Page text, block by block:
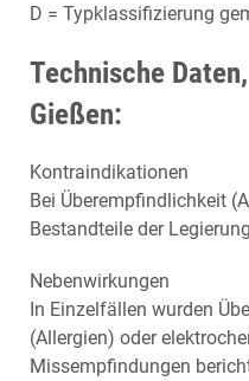
D = Typklassifizierung
Technische
Gießen:
Kontraindikationen
Bei Überempfindlichkeit
Bestandteile der
Nebenwirkungen
In Einzelfällen wurden
(Allergien) oder
Missempfindungen